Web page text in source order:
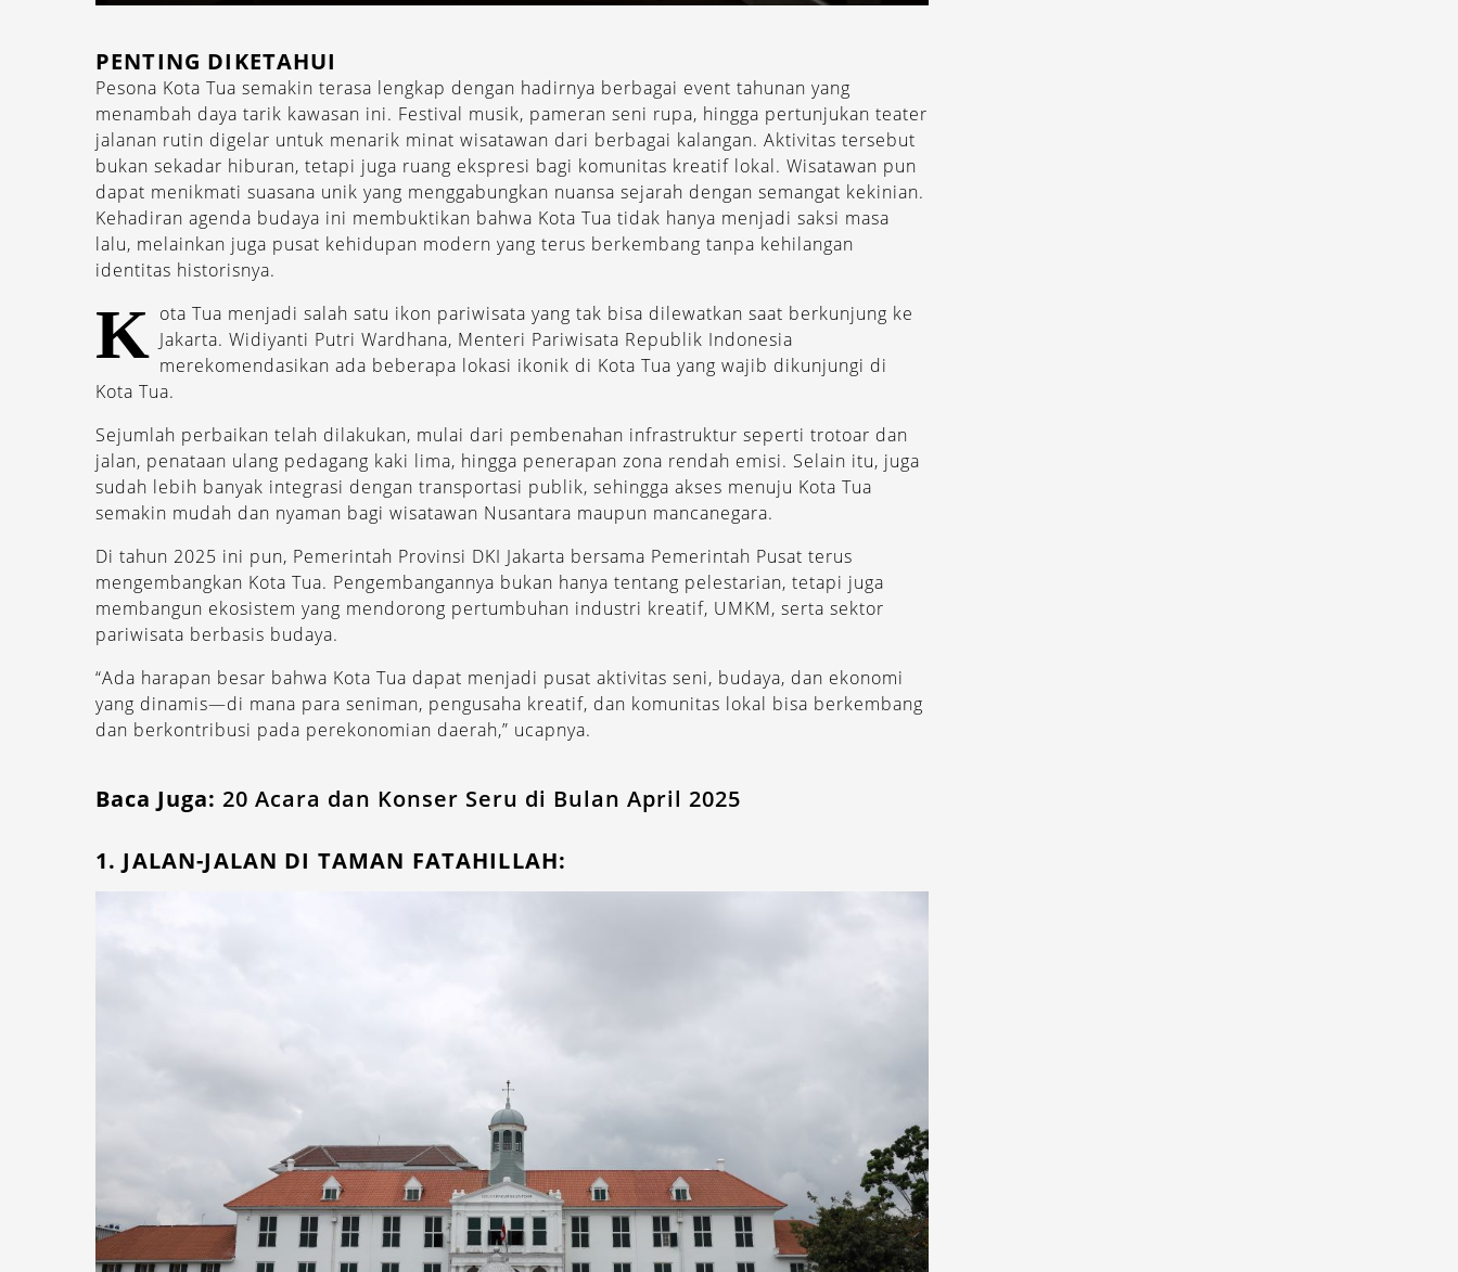
PENTING DIKETAHUI
Pesona Kota Tua semakin terasa lengkap dengan hadirnya berbagai event tahunan yang
menambah daya tarik kawasan ini. Festival musik, pameran seni rupa, hingga pertunjukan teater
jalanan rutin digelar untuk menarik minat wisatawan dari berbagai kalangan. Aktivitas tersebut
bukan sekadar hiburan, tetapi juga ruang ekspresi bagi komunitas kreatif lokal. Wisatawan pun
dapat menikmati suasana unik yang menggabungkan nuansa sejarah dengan semangat kekinian.
Kehadiran agenda budaya ini membuktikan bahwa Kota Tua tidak hanya menjadi saksi masa
lalu, melainkan juga pusat kehidupan modern yang terus berkembang tanpa kehilangan
identitas historisnya.
K ota Tua menjadi salah satu ikon pariwisata yang tak bisa dilewatkan saat berkunjung ke
Jakarta. Widiyanti Putri Wardhana, Menteri Pariwisata Republik Indonesia
merekomendasikan ada beberapa lokasi ikonik di Kota Tua yang wajib dikunjungi di
Kota Tua.
Sejumlah perbaikan telah dilakukan, mulai dari pembenahan infrastruktur seperti trotoar dan
jalan, penataan ulang pedagang kaki lima, hingga penerapan zona rendah emisi. Selain itu, juga
sudah lebih banyak integrasi dengan transportasi publik, sehingga akses menuju Kota Tua
semakin mudah dan nyaman bagi wisatawan Nusantara maupun mancanegara.
Di tahun 2025 ini pun, Pemerintah Provinsi DKI Jakarta bersama Pemerintah Pusat terus
mengembangkan Kota Tua. Pengembangannya bukan hanya tentang pelestarian, tetapi juga
membangun ekosistem yang mendorong pertumbuhan industri kreatif, UMKM, serta sektor
pariwisata berbasis budaya.
“Ada harapan besar bahwa Kota Tua dapat menjadi pusat aktivitas seni, budaya, dan ekonomi
yang dinamis—di mana para seniman, pengusaha kreatif, dan komunitas lokal bisa berkembang
dan berkontribusi pada perekonomian daerah,” ucapnya.
Baca Juga: 20 Acara dan Konser Seru di Bulan April 2025
1. JALAN-JALAN DI TAMAN FATAHILLAH: